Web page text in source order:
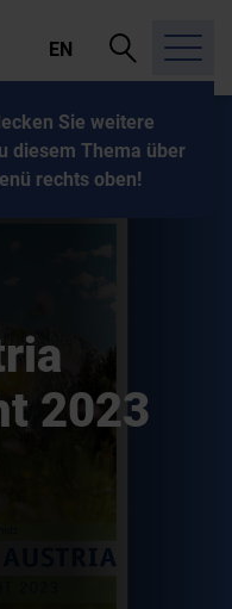
Sie weitere
diesem Thema über
rechts oben!
EN
Suche
öffnen
2023